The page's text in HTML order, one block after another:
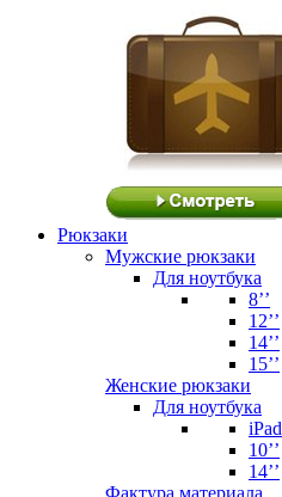
Рюкзаки
Мужские рюкзаки
Для ноутбука
8’’
12’’
14’’
15’’
Женские рюкзаки
Для ноутбука
iPad
10’’
14’’
Фактура материала